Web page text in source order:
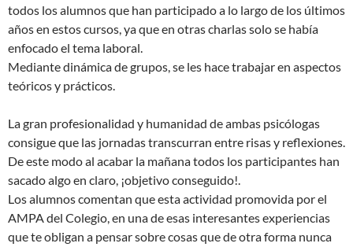
todos los alumnos que han participado a lo largo de los últimos
años en estos cursos, ya que en otras charlas solo se había
enfocado el tema laboral.
Mediante dinámica de grupos, se les hace trabajar en aspectos
teóricos y prácticos.
La gran profesionalidad y humanidad de ambas psicólogas
consigue que las jornadas transcurran entre risas y reflexiones.
De este modo al acabar la mañana todos los participantes han
sacado algo en claro, ¡objetivo conseguido!.
Los alumnos comentan que esta actividad promovida por el
AMPA del Colegio, en una de esas interesantes experiencias
que te obligan a pensar sobre cosas que de otra forma nunca